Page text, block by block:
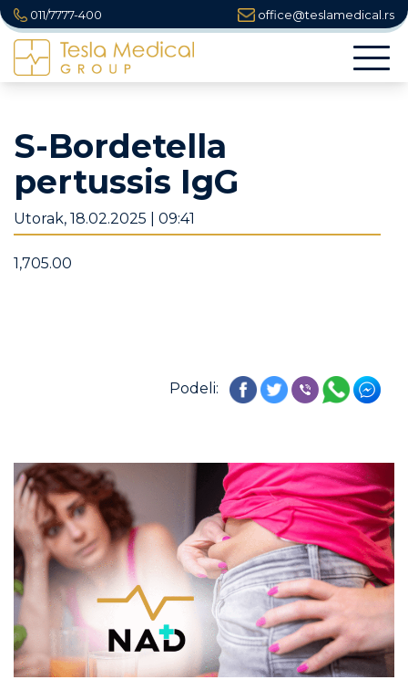
011/7777-400 office@teslamedical.rs
S-Bordetella
pertussis IgG
Utorak, 18.02.2025 | 09:41
1,705.00
Podeli: